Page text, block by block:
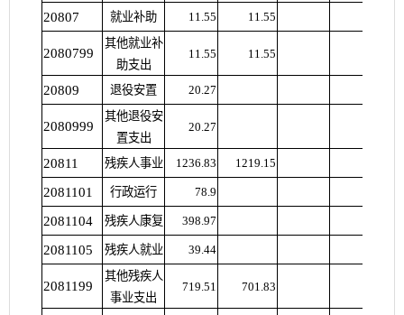
20807 就业补助 11.55 11.55
2080799
其他就业补
助支出
11.55 11.55
20809 退役安置 20.27
2080999
其他退役安
置支出
20.27
20811 残疾人事业 1236.83 1219.15
2081101 行政运行 78.9
2081104 残疾人康复 398.97
2081105 残疾人就业 39.44
2081199
其他残疾人
事业支出
719.51 701.83